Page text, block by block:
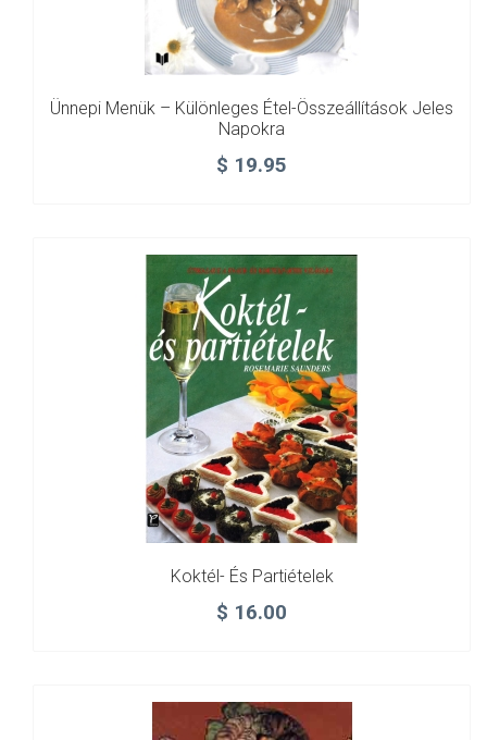
Ünnepi Menük – Különleges Étel-Összeállítások Jeles
Napokra
$ 19.95
Koktél- És Partiételek
$ 16.00